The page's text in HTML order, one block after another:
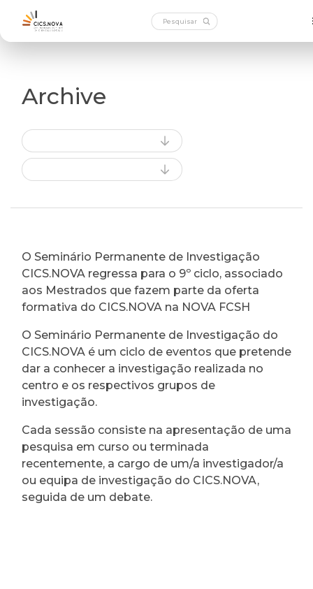
Archive
O Seminário Permanente de Investigação
CICS.NOVA regressa para o 9º ciclo, associado
aos Mestrados que fazem parte da oferta
formativa do CICS.NOVA na NOVA FCSH
O Seminário Permanente de Investigação do
CICS.NOVA é um ciclo de eventos que pretende
dar a conhecer a investigação realizada no
centro e os respectivos grupos de
investigação.
Cada sessão consiste na apresentação de uma
pesquisa em curso ou terminada
recentemente, a cargo de um/a investigador/a
ou equipa de investigação do CICS.NOVA,
seguida de um debate.